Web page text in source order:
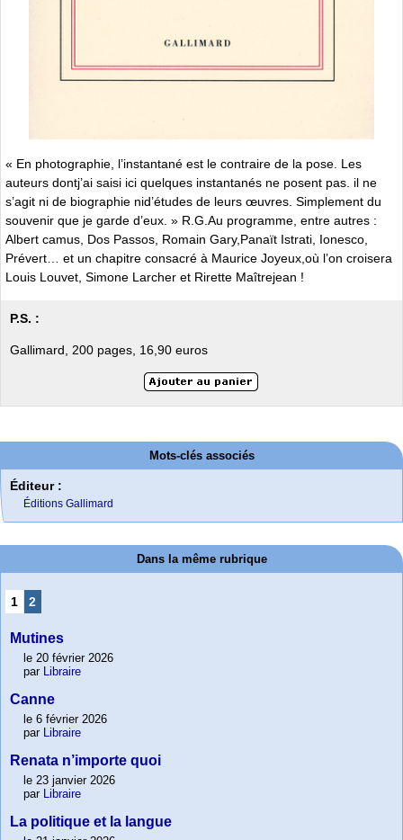
« En photographie, l’instantané est le contraire de la pose. Les
auteurs dontj’ai saisi ici quelques instantanés ne posent pas. il ne
s’agit ni de biographie nid’études de leurs œuvres. Simplement du
souvenir que je garde d’eux. » R.G.Au programme, entre autres :
Albert camus, Dos Passos, Romain Gary,Panaït Istrati, Ionesco,
Prévert… et un chapitre consacré à Maurice Joyeux,où l’on croisera
Louis Louvet, Simone Larcher et Rirette Maîtrejean !
P.S. :
Gallimard, 200 pages, 16,90 euros
Mots-clés associés
Éditeur :
Éditions Gallimard
Dans la même rubrique
1 2
Mutines
le 20 février 2026
par Libraire
Canne
le 6 février 2026
par Libraire
Renata n’importe quoi
le 23 janvier 2026
par Libraire
La politique et la langue